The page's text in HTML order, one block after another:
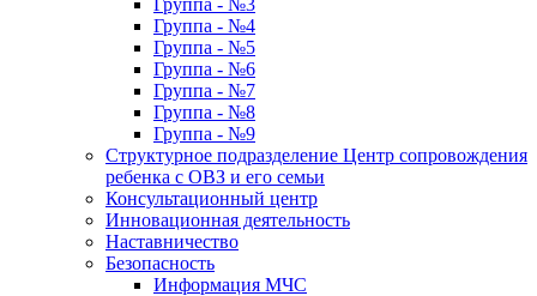
Группа - №3
Группа - №4
Группа - №5
Группа - №6
Группа - №7
Группа - №8
Группа - №9
Структурное подразделение Центр сопровождения
ребенка с ОВЗ и его семьи
Консультационный центр
Инновационная деятельность
Наставничество
Безопасность
Информация МЧС